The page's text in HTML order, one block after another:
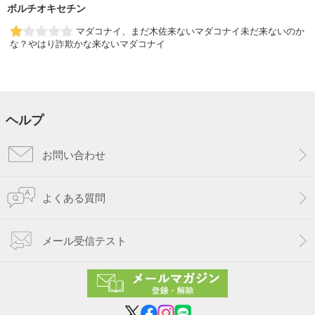
ボルチオキセチン
マダコナイ、まだ木佐来ないマダコナイ未だ来ないのか
な？やはり詐欺かな来ないマダコナイ
ヘルプ
お問い合わせ
よくある質問
メール受信テスト